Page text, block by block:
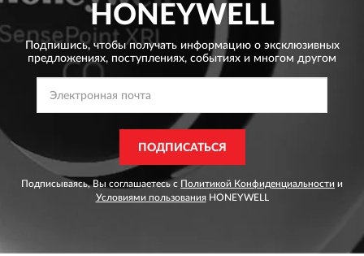
HONEYWELL
Подпишись, чтобы получать информацию о эксклюзивных
предложениях, поступлениях, событиях и многом другом
ПОДПИСАТЬСЯ
Подписываясь, Вы соглашаетесь с Политикой Конфиденциальности и
Условиями пользованияHONEYWELL